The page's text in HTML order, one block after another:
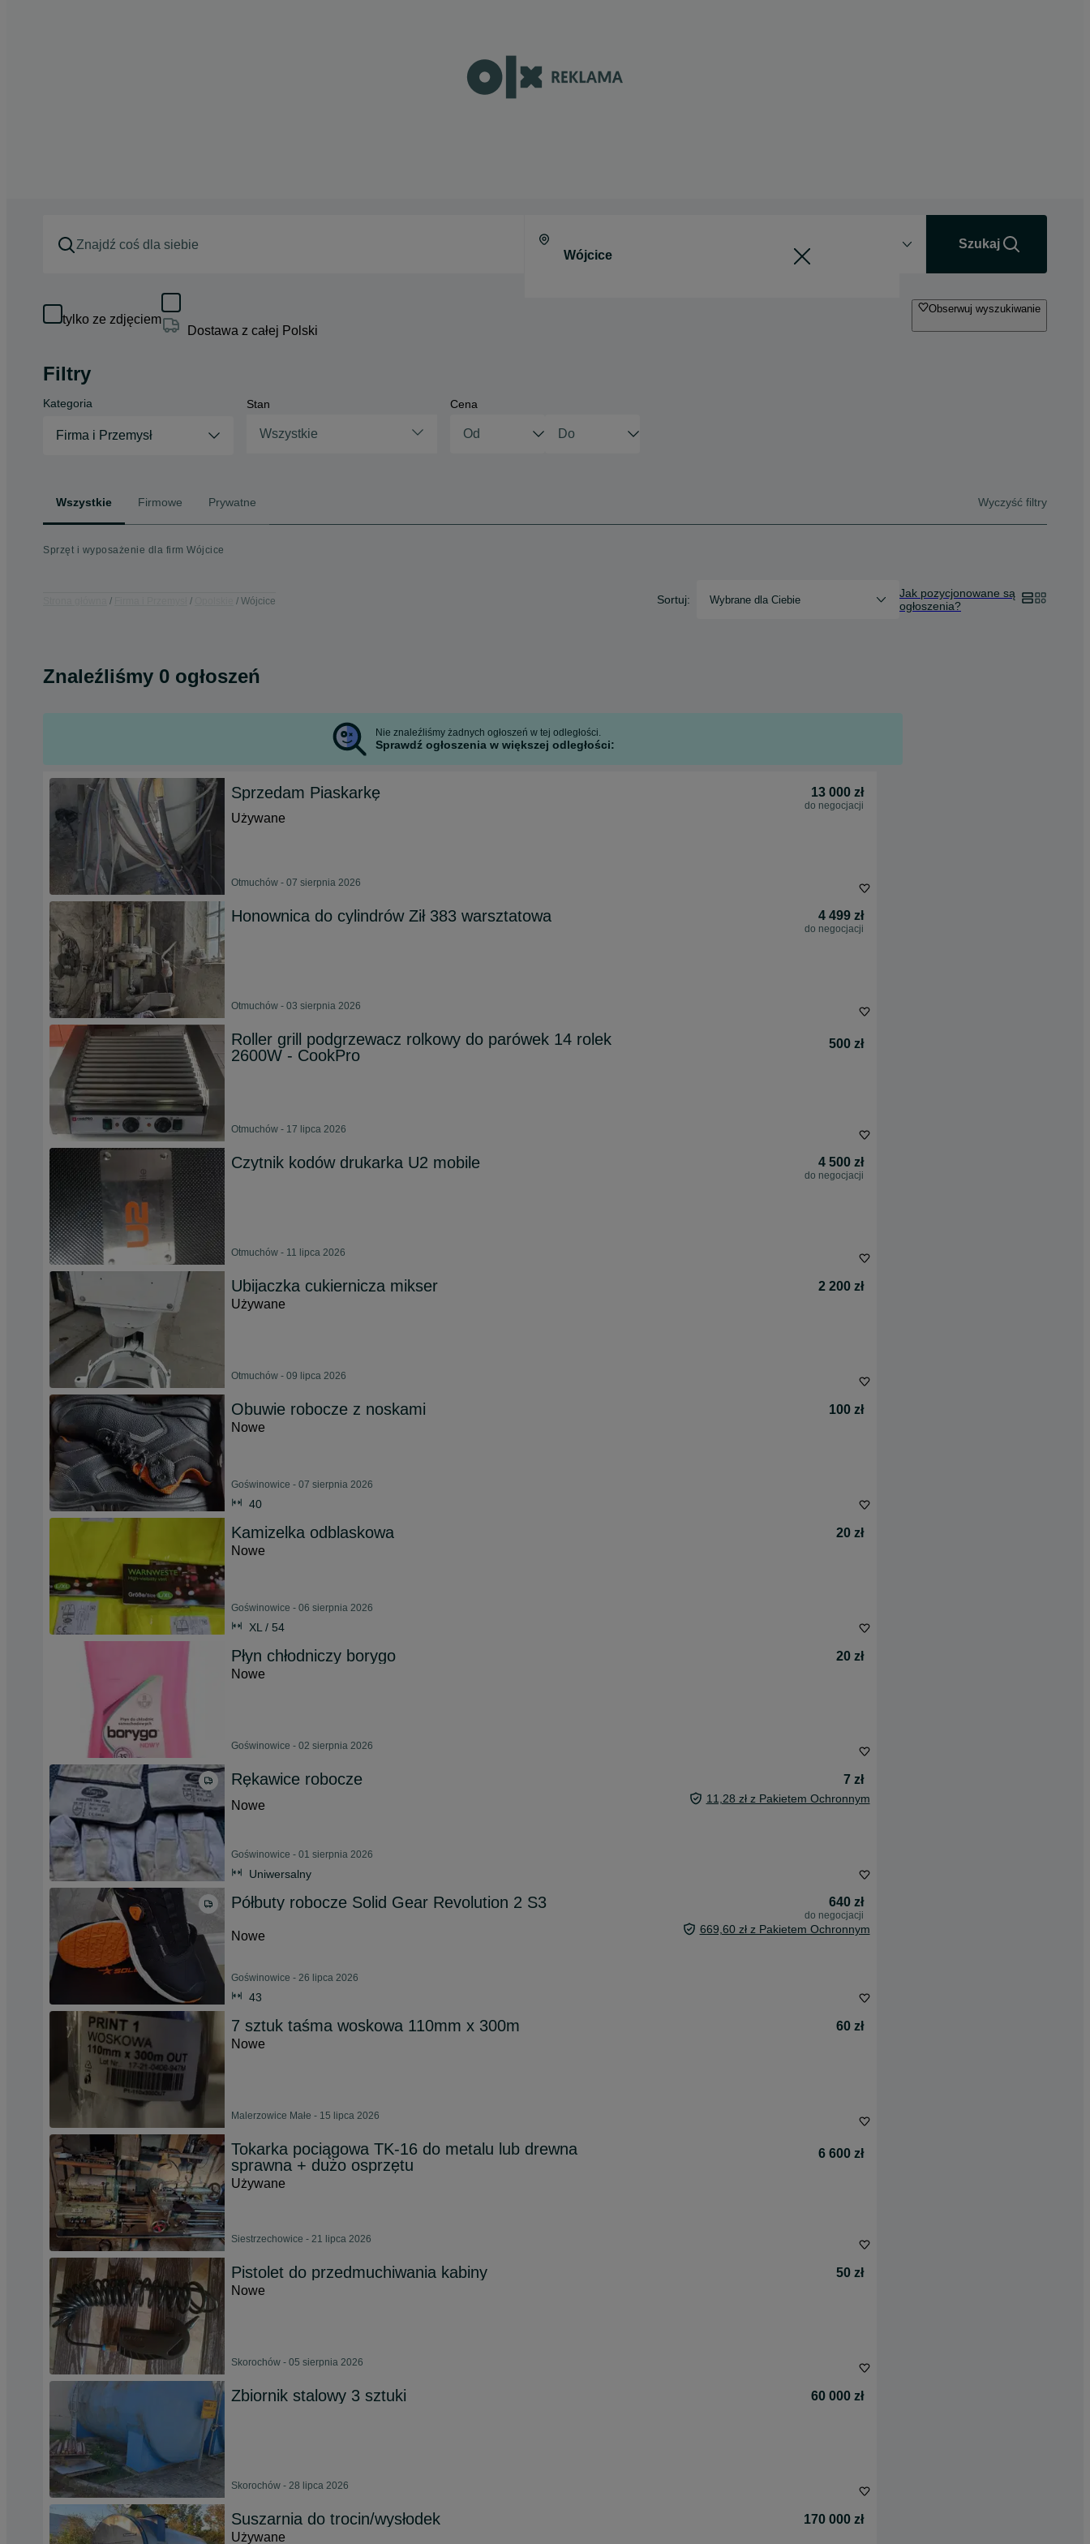
Szukaj
tylko ze zdjęciem
Dostawa z całej Polski
Obserwuj wyszukiwanie
Filtry
Kategoria
Firma i Przemysł
Stan
Wszystkie
Cena
Wszystkie Firmowe Prywatne Wyczyść filtry
Sprzęt i wyposażenie dla firm Wójcice
Wójcice Sortuj: Wybrane dla Ciebie
Jak pozycjonowane są
ogłoszenia?
Znaleźliśmy 0 ogłoszeń
Nie znaleźliśmy żadnych ogłoszeń w tej odległości.
Sprawdź ogłoszenia w większej odległości:
Sprzedam Piaskarkę 13 000 zł
do negocjacji
Używane
Otmuchów - 07 sierpnia 2026
Honownica do cylindrów Ził 383 warsztatowa 4 499 zł
do negocjacji
Otmuchów - 03 sierpnia 2026
Roller grill podgrzewacz rolkowy do parówek 14 rolek
2600W - CookPro
500 zł
Otmuchów - 17 lipca 2026
Czytnik kodów drukarka U2 mobile 4 500 zł
do negocjacji
Otmuchów - 11 lipca 2026
Ubijaczka cukiernicza mikser
2 200 zł
Używane
Otmuchów - 09 lipca 2026
Obuwie robocze z noskami
100 zł
Nowe
Goświnowice - 07 sierpnia 2026
40
Kamizelka odblaskowa
20 zł
Nowe
Goświnowice - 06 sierpnia 2026
XL / 54
Płyn chłodniczy borygo
20 zł
Nowe
Goświnowice - 02 sierpnia 2026
Rękawice robocze
7 zł
Nowe
11,28 zł z Pakietem Ochronnym
Goświnowice - 01 sierpnia 2026
Uniwersalny
Półbuty robocze Solid Gear Revolution 2 S3 640 zł
do negocjacji
Nowe 669,60 zł z Pakietem Ochronnym
Goświnowice - 26 lipca 2026
43
7 sztuk taśma woskowa 110mm x 300m
60 zł
Nowe
Malerzowice Małe - 15 lipca 2026
Tokarka pociągowa TK-16 do metalu lub drewna
sprawna + dużo osprzętu
6 600 zł
Używane
Siestrzechowice - 21 lipca 2026
Pistolet do przedmuchiwania kabiny
50 zł
Nowe
Skorochów - 05 sierpnia 2026
Zbiornik stalowy 3 sztuki 60 000 zł
Skorochów - 28 lipca 2026
Suszarnia do trocin/wysłodek
170 000 zł
Używane